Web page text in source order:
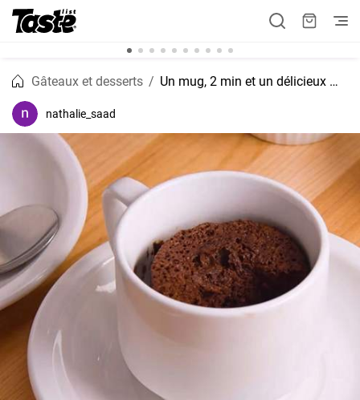
Gâteaux et desserts Un mug, 2 min et un délicieux mug cake chocolaté !
nathalie_saad